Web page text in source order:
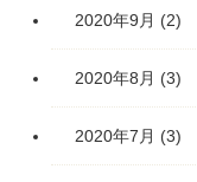
2020年9月 (2)
2020年8月 (3)
2020年7月 (3)